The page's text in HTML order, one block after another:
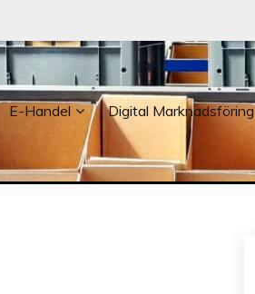
E-Handel Digital Marknadsföring